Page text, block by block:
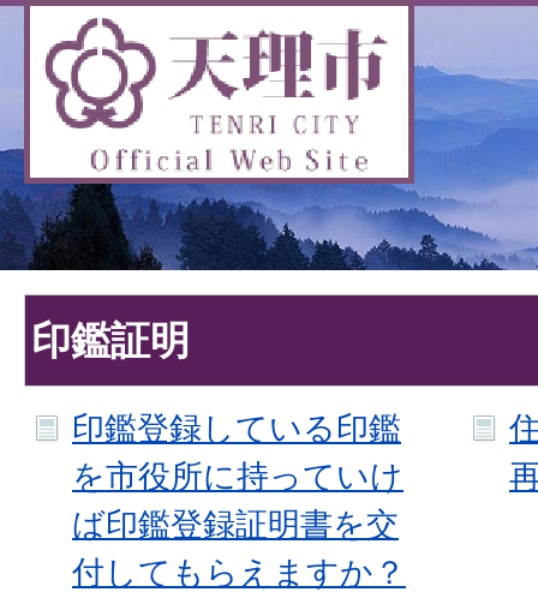
印鑑証明
印鑑登録している印鑑
を市役所に持っていけ
ば印鑑登録証明書を交
付してもらえますか？